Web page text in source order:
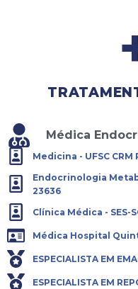
Médica
Medicina - UFSC CRM
Endocrinologia
23636
Clínica Médica - SES-
Médica Hospital
ESPECIALISTA EM
ESPECIALISTA EM